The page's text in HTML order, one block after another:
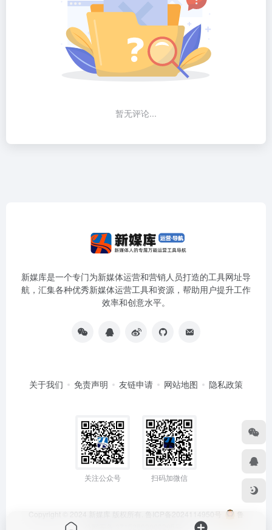
暂无评论...
新媒库是一个专门为新媒体运营和营销人员打造的工具网址导
航，汇集各种优秀新媒体运营工具和资源，帮助用户提升工作
效率和创意水平。
关于我们 免责声明 友链申请 网站地图 隐私政策
关注公众号 扫码加微信
Copyright © 2024 新媒库 版权所有. 鲁ICP备2024114950号
鲁